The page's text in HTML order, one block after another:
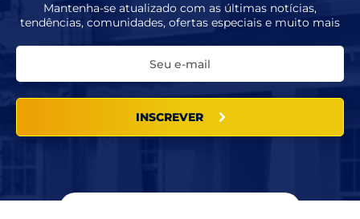
Mantenha-se atualizado com as últimas notícias,
tendências, comunidades, ofertas especiais e muito mais
INSCREVER